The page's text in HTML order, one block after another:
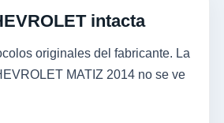
intacta
originales del fabricante. La
MATIZ 2014 no se ve